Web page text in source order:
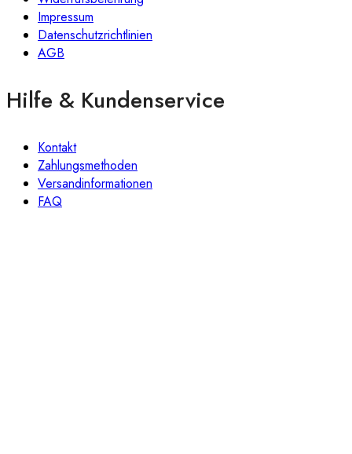
Impressum
Datenschutzrichtlinien
AGB
Hilfe & Kundenservice
Kontakt
Zahlungsmethoden
Versandinformationen
FAQ